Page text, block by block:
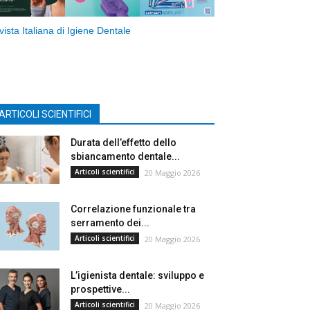
Italiana di Igiene Dentale
SCIENTIFICI
Durata dell’effetto dello
sbiancamento dentale...
Articoli scientifici 20 Maggio 2026
Correlazione funzionale tra
serramento dei...
Articoli scientifici 20 Maggio 2026
L’igienista dentale: sviluppo e
prospettive...
Articoli scientifici 20 Maggio 2026